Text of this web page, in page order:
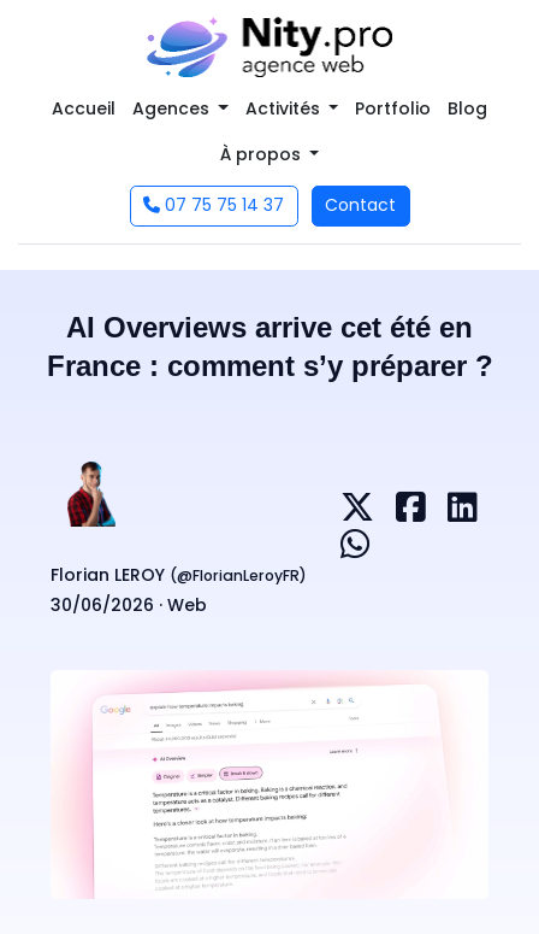
Accueil Agences Activités Portfolio
Blog
À propos
07 75 75 14 37 Contact
AI Overviews arrive cet été en
France : comment s’y préparer ?
Florian LEROY (@FlorianLeroyFR)
30/06/2026 ·Web